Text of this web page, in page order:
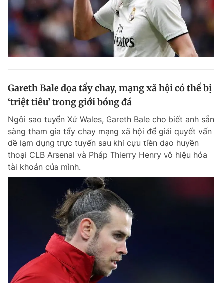
Gareth Bale dọa tẩy chay, mạng xã hội có thể bị
‘triệt tiêu’ trong giới bóng đá
Ngôi sao tuyển Xứ Wales, Gareth Bale cho biết anh sẵn
sàng tham gia tẩy chay mạng xã hội để giải quyết vấn
đề lạm dụng trực tuyến sau khi cựu tiền đạo huyền
thoại CLB Arsenal và Pháp Thierry Henry vô hiệu hóa
tài khoản của mình.